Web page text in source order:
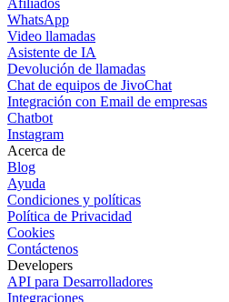
Afiliados
WhatsApp
Video llamadas
Asistente de IA
Devolución de llamadas
Chat de equipos de JivoChat
Integración con Email de empresas
Chatbot
Instagram
Acerca de
Blog
Ayuda
Condiciones y políticas
Política de Privacidad
Cookies
Contáctenos
Developers
API para Desarrolladores
Integraciones